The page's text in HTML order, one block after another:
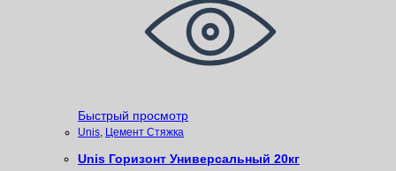
Быстрый просмотр
Unis, Цемент Стяжка
Unis Горизонт Универсальный 20кг